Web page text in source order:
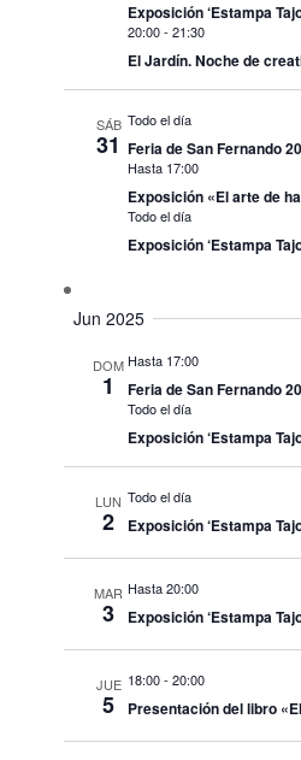
Exposición ‘Estampa
20:00-21:30
El Jardín. Noche de
SÁB
31
Todo el día
Feria de San Fernando
Hasta 17:00
Exposición «El arte de
Todo el día
Exposición ‘Estampa
Jun 2025
DOM
1
Hasta 17:00
Feria de San Fernando
Todo el día
Exposición ‘Estampa
LUN
2
Todo el día
Exposición ‘Estampa
MAR
3
Hasta 20:00
Exposición ‘Estampa
JUE
5
18:00-20:00
Presentación del libro